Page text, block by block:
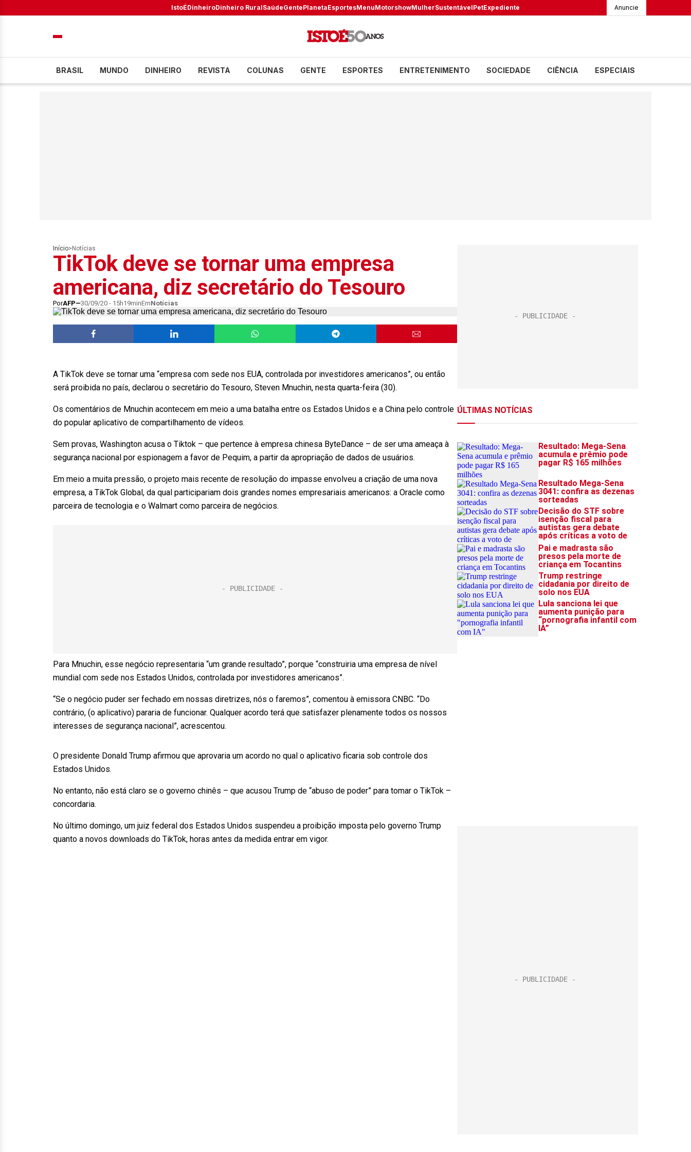
IstoÉDinheiroDinheiro RuralSaúdeGentePlanetaEsportesMenuMotorshowMulherSustentávelPetExpediente Anuncie
BRASIL MUNDO DINHEIRO REVISTA COLUNAS GENTE ESPORTES ENTRETENIMENTO SOCIEDADE CIÊNCIA ESPECIAIS
Início> Notícias
TikTok deve se tornar uma empresa
americana, diz secretário do Tesouro
PorAFP 30/09/20 - 15h19minEmNotícias
A TikTok deve se tornar uma “empresa com sede nos EUA, controlada por investidores americanos”, ou então
será proibida no país, declarou o secretário do Tesouro, Steven Mnuchin, nesta quarta-feira (30).
Os comentários de Mnuchin acontecem em meio a uma batalha entre os Estados Unidos e a China pelo controle
do popular aplicativo de compartilhamento de vídeos.
Sem provas, Washington acusa o Tiktok – que pertence à empresa chinesa ByteDance – de ser uma ameaça à
segurança nacional por espionagem a favor de Pequim, a partir da apropriação de dados de usuários.
Em meio a muita pressão, o projeto mais recente de resolução do impasse envolveu a criação de uma nova
empresa, a TikTok Global, da qual participariam dois grandes nomes empresariais americanos: a Oracle como
parceira de tecnologia e o Walmart como parceira de negócios.
Para Mnuchin, esse negócio representaria “um grande resultado”, porque “construiria uma empresa de nível
mundial com sede nos Estados Unidos, controlada por investidores americanos”.
“Se o negócio puder ser fechado em nossas diretrizes, nós o faremos”, comentou à emissora CNBC. “Do
contrário, (o aplicativo) pararia de funcionar. Qualquer acordo terá que satisfazer plenamente todos os nossos
interesses de segurança nacional”, acrescentou.
O presidente Donald Trump afirmou que aprovaria um acordo no qual o aplicativo ficaria sob controle dos
Estados Unidos.
No entanto, não está claro se o governo chinês – que acusou Trump de “abuso de poder” para tomar o TikTok –
concordaria.
No último domingo, um juiz federal dos Estados Unidos suspendeu a proibição imposta pelo governo Trump
quanto a novos downloads do TikTok, horas antes da medida entrar em vigor.